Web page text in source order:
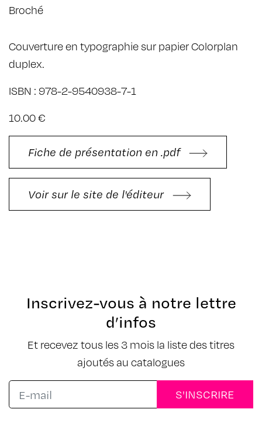
Broché
Couverture en typographie sur papier Colorplan
duplex.
ISBN : 978-2-9540938-7-1
10.00 €
Fiche de présentation en .pdf
Voir sur le site de l'éditeur
Inscrivez-vous à notre lettre
d’infos
Et recevez tous les 3 mois la liste des titres
ajoutés au catalogues